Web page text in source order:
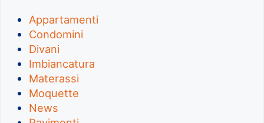
Appartamenti
Condomini
Divani
Imbiancatura
Materassi
Moquette
News